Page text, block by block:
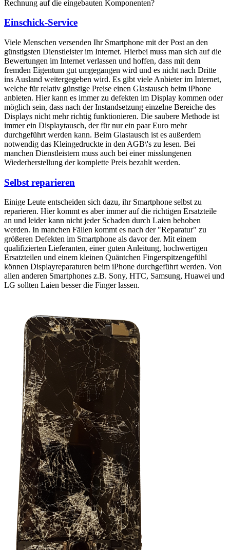
Rechnung auf die eingebauten Komponenten?
Einschick-Service
Viele Menschen versenden Ihr Smartphone mit der Post an den
günstigsten Dienstleister im Internet. Hierbei muss man sich auf die
Bewertungen im Internet verlassen und hoffen, dass mit dem
fremden Eigentum gut umgegangen wird und es nicht nach Dritte
ins Ausland weitergegeben wird. Es gibt viele Anbieter im Internet,
welche für relativ günstige Preise einen Glastausch beim iPhone
anbieten. Hier kann es immer zu defekten im Display kommen oder
möglich sein, dass nach der Instandsetzung einzelne Bereiche des
Displays nicht mehr richtig funktionieren. Die saubere Methode ist
immer ein Displaytausch, der für nur ein paar Euro mehr
durchgeführt werden kann. Beim Glastausch ist es außerdem
notwendig das Kleingedruckte in den AGB\'s zu lesen. Bei
manchen Dienstleistern muss auch bei einer misslungenen
Wiederherstellung der komplette Preis bezahlt werden.
Selbst reparieren
Einige Leute entscheiden sich dazu, ihr Smartphone selbst zu
reparieren. Hier kommt es aber immer auf die richtigen Ersatzteile
an und leider kann nicht jeder Schaden durch Laien behoben
werden. In manchen Fällen kommt es nach der "Reparatur" zu
größeren Defekten im Smartphone als davor der. Mit einem
qualifizierten Lieferanten, einer guten Anleitung, hochwertigen
Ersatzteilen und einem kleinen Quäntchen Fingerspitzengefühl
können Displayreparaturen beim iPhone durchgeführt werden. Von
allen anderen Smartphones z.B. Sony, HTC, Samsung, Huawei und
LG sollten Laien besser die Finger lassen.